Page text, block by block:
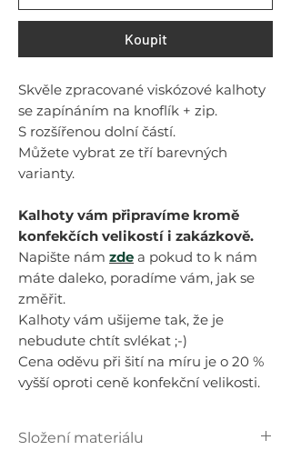
Koupit
Skvěle zpracované viskózové kalhoty
se zapínáním na knoflík + zip.
S rozšířenou dolní částí.
Můžete vybrat ze tří barevných
varianty.
Kalhoty vám připravíme kromě
konfekčích velikostí i zakázkově.
Napište nám zde a pokud to k nám
máte daleko, poradíme vám, jak se
změřit.
Kalhoty vám ušijeme tak, že je
nebudute chtít svlékat ;-)
Cena oděvu při šití na míru je o 20 %
vyšší oproti ceně konfekční velikosti.
Složení materiálu